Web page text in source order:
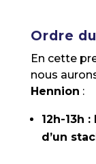
Ordre
En cette
nous
Hennion :
12h-13h
d’un